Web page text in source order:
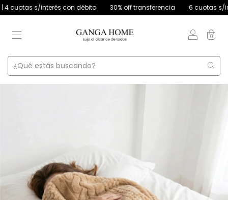
s/interés con débito 30% off transferencia 6 cuotas s/interés
0